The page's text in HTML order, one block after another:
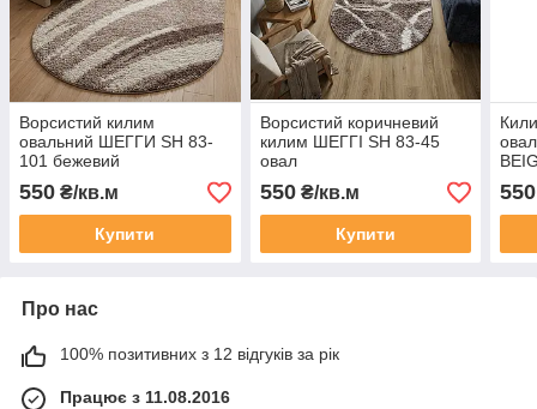
Ворсистий килим
овальний ШЕГГИ SH 83-
101 бежевий
550 ₴/кв.м
Купити
Ворсистий коричневий
килим ШЕГГІ SH 83-45
овал
550₴/кв.м
Купити
550
Про нас
100% позитивних з 12 відгуків за рік
Працює з 11.08.2016